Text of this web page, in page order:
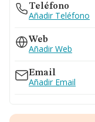
Teléfono
Añadir Teléfono
Web
Añadir Web
Email
Añadir Email